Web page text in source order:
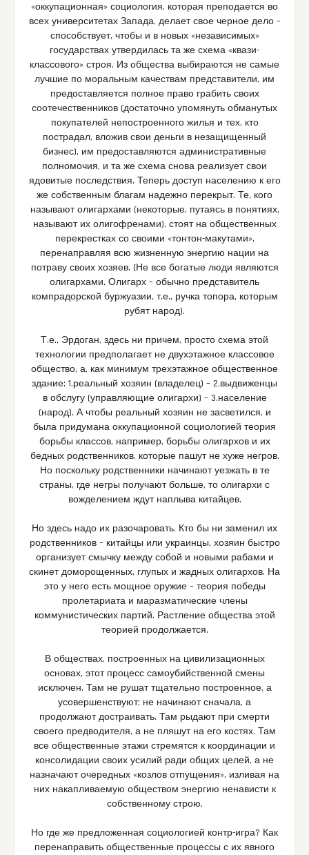
«оккупационная» социология, которая преподается во
всех университетах Запада, делает свое черное дело –
способствует, чтобы и в новых «независимых»
государствах утвердилась та же схема «квази-
классового» строя. Из общества выбираются не самые
лучшие по моральным качествам представители, им
предоставляется полное право грабить своих
соотечественников (достаточно упомянуть обманутых
покупателей непостроенного жилья и тех, кто
пострадал, вложив свои деньги в незащищенный
бизнес), им предоставляются административные
полномочия, и та же схема снова реализует свои
ядовитые последствия. Теперь доступ населению к его
же собственным благам надежно перекрыт. Те, кого
называют олигархами (некоторые, путаясь в понятиях,
называют их олигофренами), стоят на общественных
перекрестках со своими «тонтон-макутами»,
перенаправляя всю жизненную энергию нации на
потраву своих хозяев. (Не все богатые люди являются
олигархами. Олигарх – обычно представитель
компрадорской буржуазии, т.е., ручка топора, которым
рубят народ).
Т.е., Эрдоган, здесь ни причем, просто схема этой
технологии предполагает не двухэтажное классовое
общество, а, как минимум трехэтажное общественное
здание: 1.реальный хозяин (владелец) – 2.выдвиженцы
в обслугу (управляющие олигархи) – 3.население
(народ). А чтобы реальный хозяин не засветился, и
была придумана оккупационной социологией теория
борьбы классов, например, борьбы олигархов и их
бедных родственников, которые пашут не хуже негров.
Но поскольку родственники начинают уезжать в те
страны, где негры получают больше, то олигархи с
вожделением ждут наплыва китайцев.
Но здесь надо их разочаровать. Кто бы ни заменил их
родственников – китайцы или украинцы, хозяин быстро
организует смычку между собой и новыми рабами и
скинет доморощенных, глупых и жадных олигархов. На
это у него есть мощное оружие – теория победы
пролетариата и маразматические члены
коммунистических партий. Растление общества этой
теорией продолжается.
В обществах, построенных на цивилизационных
основах, этот процесс самоубийственной смены
исключен. Там не рушат тщательно построенное, а
усовершенствуют; не начинают сначала, а
продолжают достраивать. Там рыдают при смерти
своего предводителя, а не пляшут на его костях. Там
все общественные этажи стремятся к координации и
консолидации своих усилий ради общих целей, а не
назначают очередных «козлов отпущения», изливая на
них накапливаемую обществом энергию ненависти к
собственному строю.
Но где же предложенная социологией контр-игра? Как
перенаправить общественные процессы с их явного